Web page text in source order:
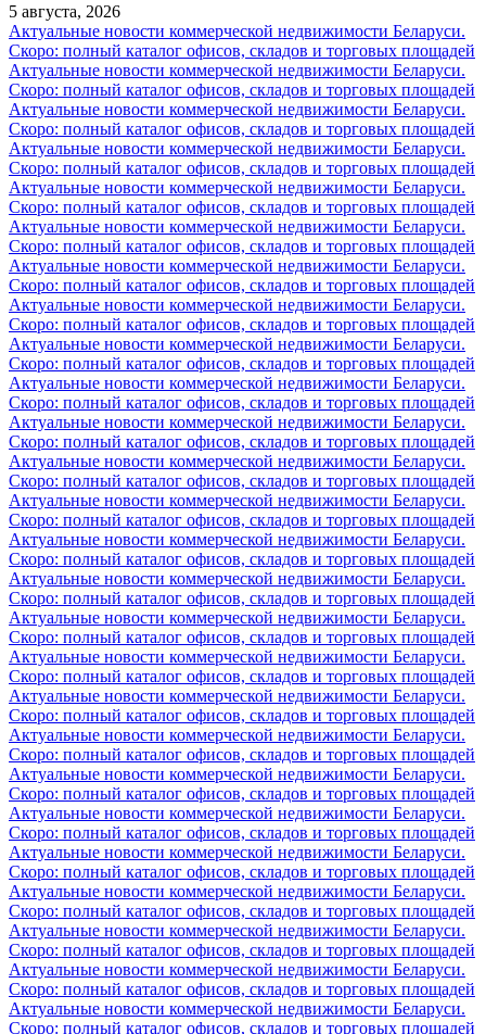
5 августа, 2026
Актуальные новости коммерческой недвижимости Беларуси.
Скоро: полный каталог офисов, складов и торговых площадей
Актуальные новости коммерческой недвижимости Беларуси.
Скоро: полный каталог офисов, складов и торговых площадей
Актуальные новости коммерческой недвижимости Беларуси.
Скоро: полный каталог офисов, складов и торговых площадей
Актуальные новости коммерческой недвижимости Беларуси.
Скоро: полный каталог офисов, складов и торговых площадей
Актуальные новости коммерческой недвижимости Беларуси.
Скоро: полный каталог офисов, складов и торговых площадей
Актуальные новости коммерческой недвижимости Беларуси.
Скоро: полный каталог офисов, складов и торговых площадей
Актуальные новости коммерческой недвижимости Беларуси.
Скоро: полный каталог офисов, складов и торговых площадей
Актуальные новости коммерческой недвижимости Беларуси.
Скоро: полный каталог офисов, складов и торговых площадей
Актуальные новости коммерческой недвижимости Беларуси.
Скоро: полный каталог офисов, складов и торговых площадей
Актуальные новости коммерческой недвижимости Беларуси.
Скоро: полный каталог офисов, складов и торговых площадей
Актуальные новости коммерческой недвижимости Беларуси.
Скоро: полный каталог офисов, складов и торговых площадей
Актуальные новости коммерческой недвижимости Беларуси.
Скоро: полный каталог офисов, складов и торговых площадей
Актуальные новости коммерческой недвижимости Беларуси.
Скоро: полный каталог офисов, складов и торговых площадей
Актуальные новости коммерческой недвижимости Беларуси.
Скоро: полный каталог офисов, складов и торговых площадей
Актуальные новости коммерческой недвижимости Беларуси.
Скоро: полный каталог офисов, складов и торговых площадей
Актуальные новости коммерческой недвижимости Беларуси.
Скоро: полный каталог офисов, складов и торговых площадей
Актуальные новости коммерческой недвижимости Беларуси.
Скоро: полный каталог офисов, складов и торговых площадей
Актуальные новости коммерческой недвижимости Беларуси.
Скоро: полный каталог офисов, складов и торговых площадей
Актуальные новости коммерческой недвижимости Беларуси.
Скоро: полный каталог офисов, складов и торговых площадей
Актуальные новости коммерческой недвижимости Беларуси.
Скоро: полный каталог офисов, складов и торговых площадей
Актуальные новости коммерческой недвижимости Беларуси.
Скоро: полный каталог офисов, складов и торговых площадей
Актуальные новости коммерческой недвижимости Беларуси.
Скоро: полный каталог офисов, складов и торговых площадей
Актуальные новости коммерческой недвижимости Беларуси.
Скоро: полный каталог офисов, складов и торговых площадей
Актуальные новости коммерческой недвижимости Беларуси.
Скоро: полный каталог офисов, складов и торговых площадей
Актуальные новости коммерческой недвижимости Беларуси.
Скоро: полный каталог офисов, складов и торговых площадей
Актуальные новости коммерческой недвижимости Беларуси.
Скоро: полный каталог офисов, складов и торговых площадей